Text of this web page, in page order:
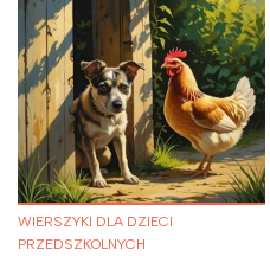
WIERSZYKI DLA DZIECI
PRZEDSZKOLNYCH